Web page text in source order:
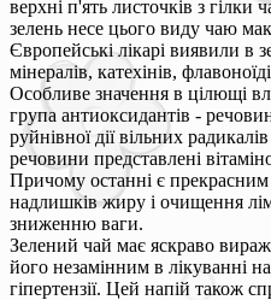
верхні п'ять листочків з
зелень несе цього виду чаю
Європейські лікарі виявили в
мінералів, катехінів,
Особливе значення в цілющі
група антиоксидантів -
руйнівної дії вільних
речовини представлені
Причому останні є
надлишків жиру і очищення
зниженню ваги.
Зелений чай має яскраво
його незамінним в лікуванні
гіпертензії. Цей напій також